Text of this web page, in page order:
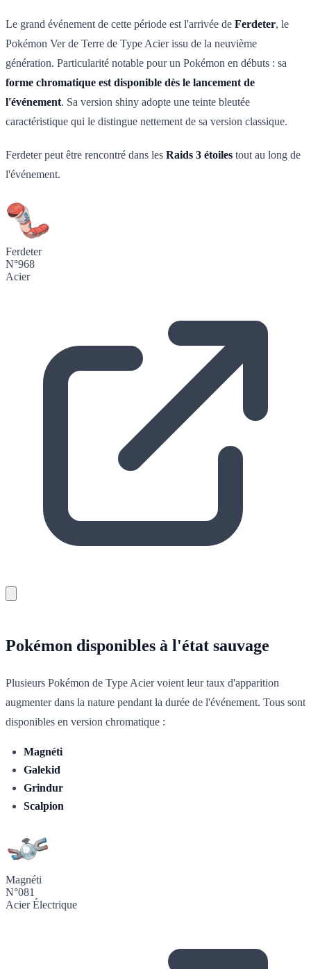
Le grand événement de cette période est l'arrivée de Ferdeter, le
Pokémon Ver de Terre de Type Acier issu de la neuvième
génération. Particularité notable pour un Pokémon en débuts : sa
forme chromatique est disponible dès le lancement de
l'événement. Sa version shiny adopte une teinte bleutée
caractéristique qui le distingue nettement de sa version classique.
Ferdeter peut être rencontré dans les Raids 3 étoiles tout au long de
l'événement.
Ferdeter
N°968
Acier
Pokémon disponibles à l'état sauvage
Plusieurs Pokémon de Type Acier voient leur taux d'apparition
augmenter dans la nature pendant la durée de l'événement. Tous sont
disponibles en version chromatique :
Magnéti
Galekid
Grindur
Scalpion
Magnéti
N°081
AcierÉlectrique